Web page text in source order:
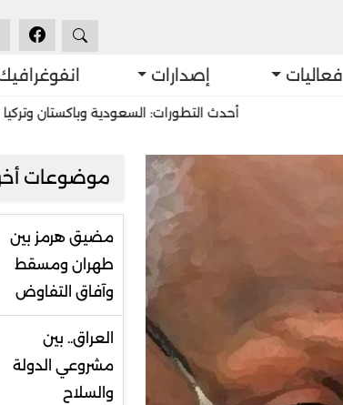
فعاليات إصدارات
أحدث التطورات: السعودية وباكستان وتركيا ستوقع
موضوعات
مضيق هرمز بين
طهران ومسقط
وآفاق التفاوض
العراق.. بين
مشروعي الدولة
والسلاح